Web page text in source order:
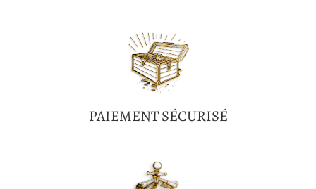
PAIEMENT SÉCURISÉ